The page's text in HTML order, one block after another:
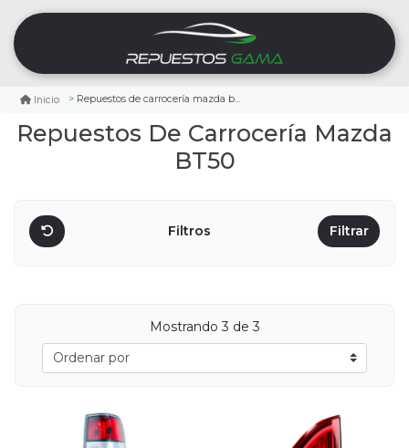
Inicio Repuestos de carrocería mazda bt50
Repuestos De Carrocería Mazda
BT50
Filtros Filtrar
Mostrando3 de 3